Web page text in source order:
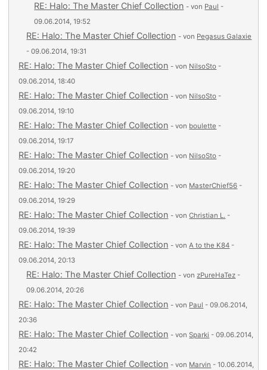
RE: Halo: The Master Chief Collection - von Paul -
09.06.2014, 19:52
RE: Halo: The Master Chief Collection - von Pegasus Galaxie
- 09.06.2014, 19:31
RE: Halo: The Master Chief Collection - von NilsoSto -
09.06.2014, 18:40
RE: Halo: The Master Chief Collection - von NilsoSto -
09.06.2014, 19:10
RE: Halo: The Master Chief Collection - von boulette -
09.06.2014, 19:17
RE: Halo: The Master Chief Collection - von NilsoSto -
09.06.2014, 19:20
RE: Halo: The Master Chief Collection - von MasterChief56 -
09.06.2014, 19:29
RE: Halo: The Master Chief Collection - vonChristian L. -
09.06.2014, 19:39
RE: Halo: The Master Chief Collection - vonA to the K84 -
09.06.2014, 20:13
RE: Halo: The Master Chief Collection - vonzPureHaTez -
09.06.2014, 20:26
RE: Halo: The Master Chief Collection - von Paul - 09.06.2014,
20:36
RE: Halo: The Master Chief Collection - vonSparki - 09.06.2014,
20:42
RE: Halo: The Master Chief Collection - von Marvin - 10.06.2014,